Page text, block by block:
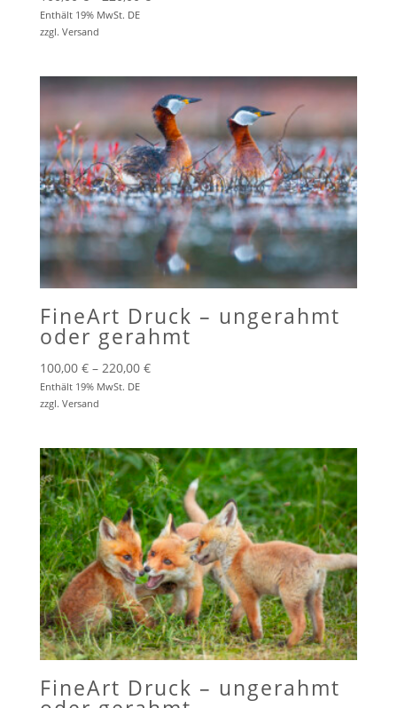
Enthält 19% MwSt. DE
zzgl. Versand
FineArt Druck – ungerahmt
oder gerahmt
100,00 € – 220,00 €Preisspanne:
Enthält 19% MwSt. DE
zzgl. Versand
FineArt Druck – ungerahmt